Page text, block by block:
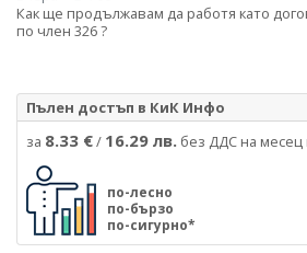
Как ще продължавам да работя като
по член 326 ?
Пълен достъп в КиК Инфо
за 8.33 €/ 16.29 лв. без ДДС на месец
по-лесно
по-бързо
по-сигурно*